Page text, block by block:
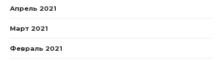
Апрель 2021
Март 2021
Февраль 2021